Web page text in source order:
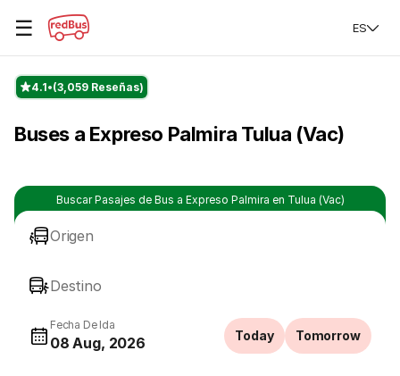
☰ ES
4.1 (3,059 Reseñas)
Buses a Expreso Palmira Tulua (Vac)
Buscar Pasajes de Bus a Expreso Palmira en Tulua (Vac)
Origen
Destino
Fecha De Ida
08 Aug, 2026 Today Tomorrow